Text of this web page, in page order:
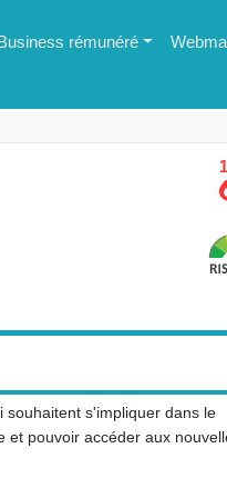
rémunéré
souhaitent s'impliquer dans le
et pouvoir accéder aux